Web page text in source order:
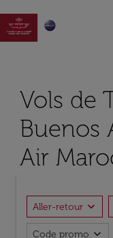

Vols de
Buenos
Air
Aller-retour expand_more
Code promo expand_more